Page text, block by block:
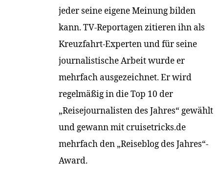
jeder seine eigene Meinung bilden
kann. TV-Reportagen zitieren ihn als
Kreuzfahrt-Experten und für seine
journalistische Arbeit wurde er
mehrfach ausgezeichnet. Er wird
regelmäßig in die Top 10 der
„Reisejournalisten des Jahres“ gewählt
und gewann mit cruisetricks.de
mehrfach den „Reiseblog des Jahres“-
Award.